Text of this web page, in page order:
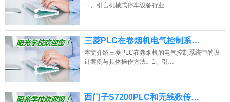
一、引言机械式停车设备行业…
三菱PLC在卷烟机电气控制系…
本文介绍三菱PLC在卷烟机的电气控制系统中的设
计案例与具体操作方法。1、引…
西门子S7200PLC和无线数传…